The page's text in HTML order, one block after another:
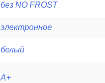
без NO FROST
электронное
белый
А+